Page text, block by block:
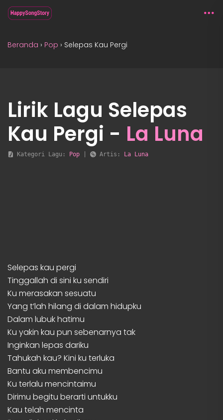
Beranda › Pop › Selepas Kau Pergi
Lirik Lagu Selepas
Kau Pergi - La Luna
Kategori Lagu: Pop Artis: La Luna
Selepas kau pergi
Tinggallah di sini ku sendiri
Ku merasakan sesuatu
Yang t’lah hilang di dalam hidupku
Dalam lubuk hatimu
Ku yakin kau pun sebenarnya tak
Inginkan lepas dariku
Tahukah kau? Kini ku terluka
Bantu aku membencimu
Ku terlalu mencintaimu
Dirimu begitu berarti untukku
Kau telah mencinta